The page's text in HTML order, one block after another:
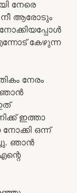
നേരെ
നീ ആരോടും
കേഴുന്ന
നേരം
ഞാൻ
ഇത്താ
ഒന്ന്
ഞാൻ